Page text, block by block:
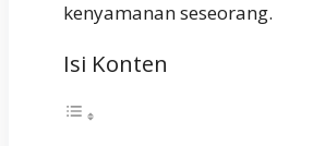
kenyamanan seseorang.
Isi Konten